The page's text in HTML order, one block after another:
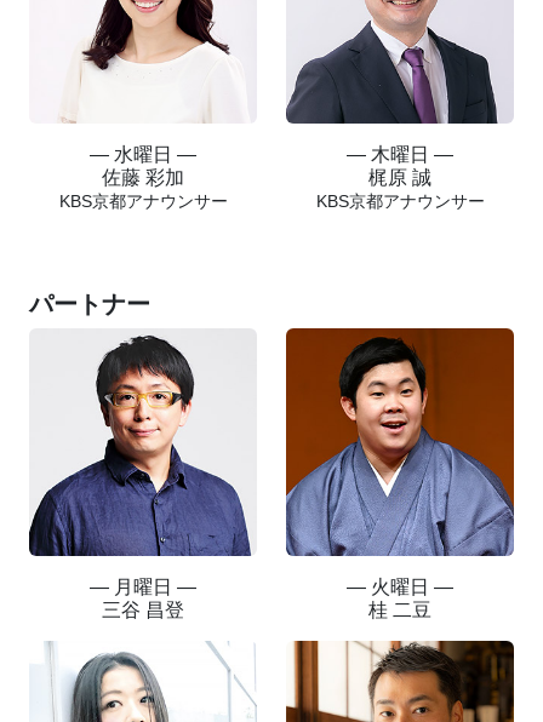
― 水曜日 ―
佐藤 彩加
KBS京都アナウンサー
― 木曜日 ―
梶原 誠
KBS京都アナウンサー
パートナー
― 月曜日 ―
三谷 昌登
― 火曜日 ―
桂 二豆